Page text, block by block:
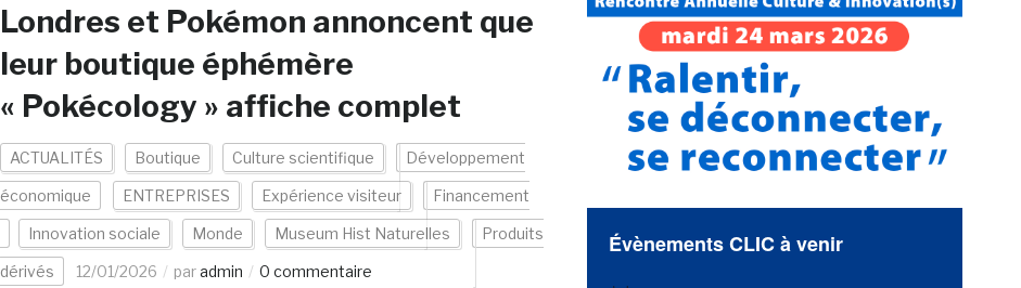
Londres et Pokémon annoncent que
leur boutique éphémère
« Pokécology » affiche complet
ACTUALITÉS Boutique Culture scientifique Développement
économique ENTREPRISES Expérience visiteur Financement
Innovation sociale Monde Museum Hist Naturelles Produits
dérivés 12/01/2026 paradmin 0 commentaire
Évènements CLIC à venir